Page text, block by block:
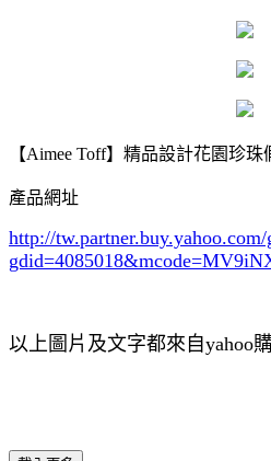
【Aimee Toff】精品設計花園珍珠
產品網址
http://tw.partner.buy.yahoo.com/
gdid=4085018
以上圖片及文字都來自yahoo